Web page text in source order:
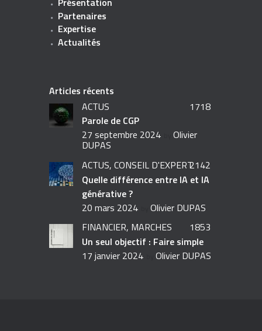
Partenaires
Expertise
Actualités
Articles récents
ACTUS
1718
Parole de CGP
27 septembre 2024
Olivier
DUPAS
ACTUS, CONSEIL D'EXPERT2142
Quelle différence entre IA et IA
générative ?
20 mars 2024
Olivier DUPAS
FINANCIER, MARCHÉS
1853
Un seul objectif : Faire simple
17 janvier 2024
Olivier DUPAS